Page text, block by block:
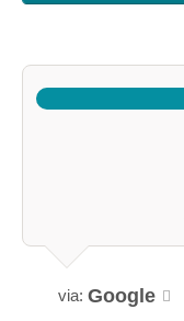
via: Google